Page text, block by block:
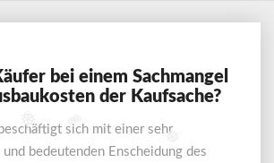
❅ ❅
❅
❅
bei einem Sachmangel
der Kaufsache?
sich mit einer sehr
bedeutenden Enscheidung des